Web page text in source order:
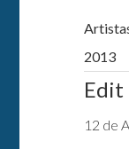
2013
Edit
12 de